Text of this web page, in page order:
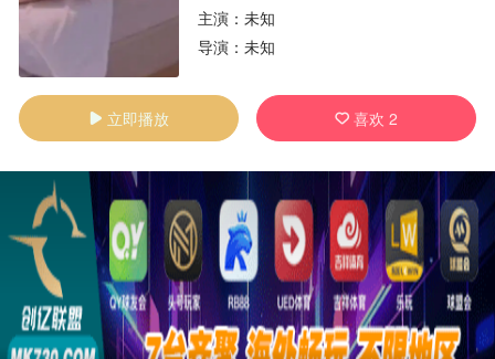
主演： 未知
导演： 未知
 立即播放  喜欢2
广告